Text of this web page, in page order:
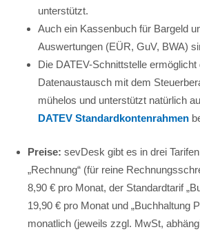
unterstützt.
Auch ein Kassenbuch für Bargeld
Auswertungen (EÜR, GuV, BWA)
Die DATEV-Schnittstelle ermöglicht
Datenaustausch mit dem
mühelos und unterstützt natürlich
DATEV Standardkontenrahmen
Preise: sevDesk gibt es in drei
„Rechnung“ (für reine
8,90 € pro Monat, der Standardtarif
19,90 € pro Monat und „Buchhaltung
monatlich (jeweils zzgl. MwSt,